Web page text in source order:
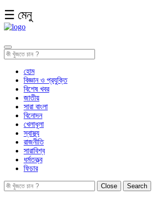
☰ মেনু
হোম
বিজ্ঞান ও প্রযুক্তি
বিশেষ খবর
জাতীয়
সারা বাংলা
বিনোদন
খেলাধূলা
স্বাস্থ্য
রাজনীতি
সারাবিশ্ব
ধর্মতত্ত্ব
ফিচার
Close Search